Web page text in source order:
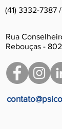
(41) 3332-7387 /
Rua
Rebouças -